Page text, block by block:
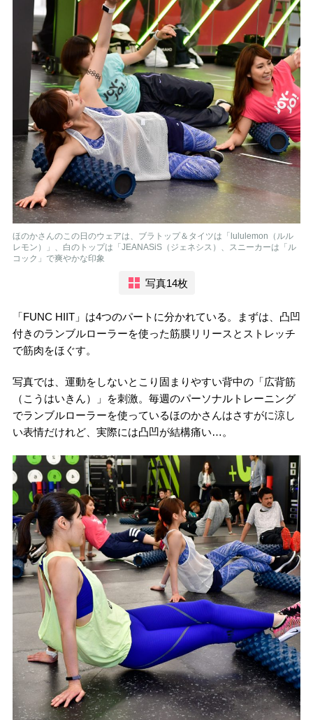
ほのかさんのこの日のウェアは、ブラトップ＆タイツは「lululemon（ルル
レモン）」、白のトップは「JEANASiS（ジェネシス）、スニーカーは「ル
コック」で爽やかな印象
写真14枚
「FUNC HIIT」は4つのパートに分かれている。まずは、凸凹
付きのランブルローラーを使った筋膜リリースとストレッチ
で筋肉をほぐす。
写真では、運動をしないとこり固まりやすい背中の「広背筋
（こうはいきん）」を刺激。毎週のパーソナルトレーニング
でランブルローラーを使っているほのかさんはさすがに涼し
い表情だけれど、実際には凸凹が結構痛い…。